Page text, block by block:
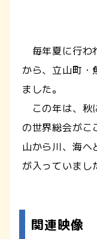
毎年夏に行わ
から、立山町・
ました。
この年は、秋
の世界総会がこ
山から川、海へ
が入っていまし
関連映像